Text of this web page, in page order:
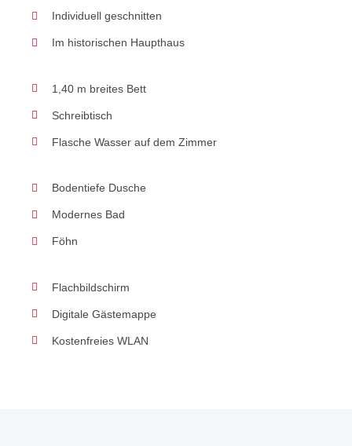
Individuell geschnitten
Im historischen Haupthaus
1,40 m breites Bett
Schreibtisch
Flasche Wasser auf dem Zimmer
Bodentiefe Dusche
Modernes Bad
Föhn
Flachbildschirm
Digitale Gästemappe
Kostenfreies WLAN